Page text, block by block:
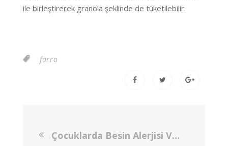
ile birleştirerek granola şeklinde de tüketilebilir.
farro
Çocuklarda Besin Alerjisi Ve Beslenme Önerileri